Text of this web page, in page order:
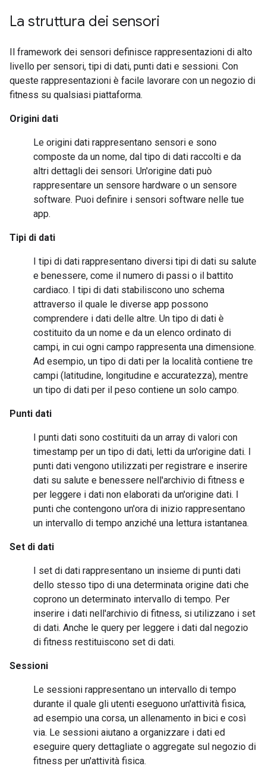
La struttura dei sensori
Il framework dei sensori definisce rappresentazioni di alto
livello per sensori, tipi di dati, punti dati e sessioni. Con
queste rappresentazioni è facile lavorare con un negozio di
fitness su qualsiasi piattaforma.
Origini dati
Le origini dati rappresentano sensori e sono
composte da un nome, dal tipo di dati raccolti e da
altri dettagli dei sensori. Un'origine dati può
rappresentare un sensore hardware o un sensore
software. Puoi definire i sensori software nelle tue
app.
Tipi di dati
I tipi di dati rappresentano diversi tipi di dati su salute
e benessere, come il numero di passi o il battito
cardiaco. I tipi di dati stabiliscono uno schema
attraverso il quale le diverse app possono
comprendere i dati delle altre. Un tipo di dati è
costituito da un nome e da un elenco ordinato di
campi, in cui ogni campo rappresenta una dimensione.
Ad esempio, un tipo di dati per la località contiene tre
campi (latitudine, longitudine e accuratezza), mentre
un tipo di dati per il peso contiene un solo campo.
Punti dati
I punti dati sono costituiti da un array di valori con
timestamp per un tipo di dati, letti da un'origine dati. I
punti dati vengono utilizzati per registrare e inserire
dati su salute e benessere nell'archivio di fitness e
per leggere i dati non elaborati da un'origine dati. I
punti che contengono un'ora di inizio rappresentano
un intervallo di tempo anziché una lettura istantanea.
Set di dati
I set di dati rappresentano un insieme di punti dati
dello stesso tipo di una determinata origine dati che
coprono un determinato intervallo di tempo. Per
inserire i dati nell'archivio di fitness, si utilizzano i set
di dati. Anche le query per leggere i dati dal negozio
di fitness restituiscono set di dati.
Sessioni
Le sessioni rappresentano un intervallo di tempo
durante il quale gli utenti eseguono un'attività fisica,
ad esempio una corsa, un allenamento in bici e così
via. Le sessioni aiutano a organizzare i dati ed
eseguire query dettagliate o aggregate sul negozio di
fitness per un'attività fisica.